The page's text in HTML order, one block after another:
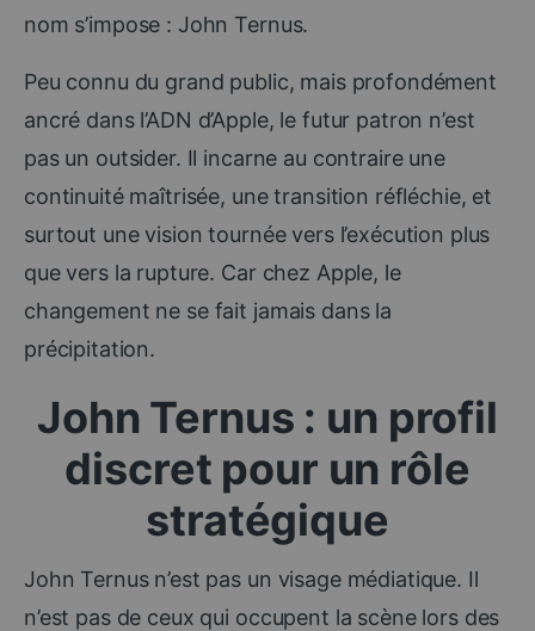
nom s’impose : John Ternus.
Peu connu du grand public, mais profondément
ancré dans l’ADN d’Apple, le futur patron n’est
pas un outsider. Il incarne au contraire une
continuité maîtrisée, une transition réfléchie, et
surtout une vision tournée vers l’exécution plus
que vers la rupture. Car chez Apple, le
changement ne se fait jamais dans la
précipitation.
John Ternus : un profil
discret pour un rôle
stratégique
John Ternus n’est pas un visage médiatique. Il
n’est pas de ceux qui occupent la scène lors des